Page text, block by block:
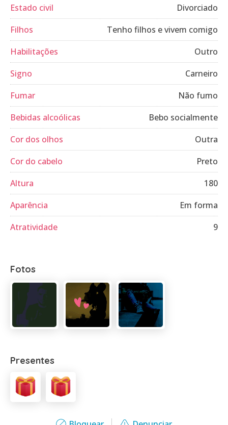
Estado civil
Divorciado
Filhos
Tenho filhos e vivem comigo
Habilitações
Outro
Signo
Carneiro
Fumar
Não fumo
Bebidas alcoólicas
Bebo socialmente
Cor dos olhos
Outra
Cor do cabelo
Preto
Altura
180
Aparência
Em forma
Atratividade
9
Fotos
Presentes